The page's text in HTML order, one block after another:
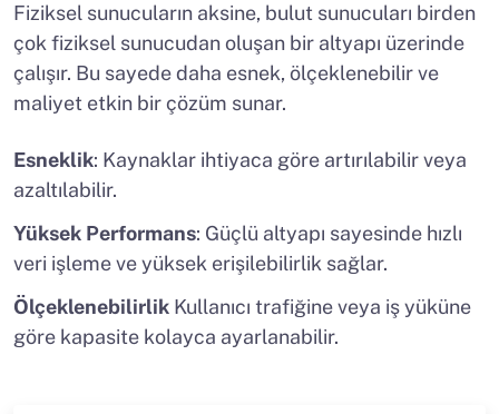
Fiziksel sunucuların aksine, bulut sunucuları birden
çok fiziksel sunucudan oluşan bir altyapı üzerinde
çalışır. Bu sayede daha esnek, ölçeklenebilir ve
maliyet etkin bir çözüm sunar.
Esneklik: Kaynaklar ihtiyaca göre artırılabilir veya
azaltılabilir.
Yüksek Performans: Güçlü altyapı sayesinde hızlı
veri işleme ve yüksek erişilebilirlik sağlar.
Ölçeklenebilirlik Kullanıcı trafiğine veya iş yüküne
göre kapasite kolayca ayarlanabilir.